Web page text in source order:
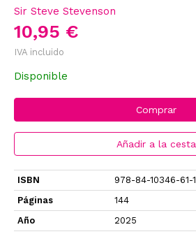
Sir Steve Stevenson
10,95 €
IVA incluido
Disponible
Comprar
Añadir a la cesta
ISBN
978-84-10346-61-1
Páginas
144
Año
2025